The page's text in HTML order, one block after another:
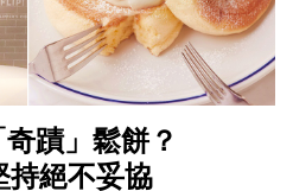
蹟」鬆餅？
持絕不妥協